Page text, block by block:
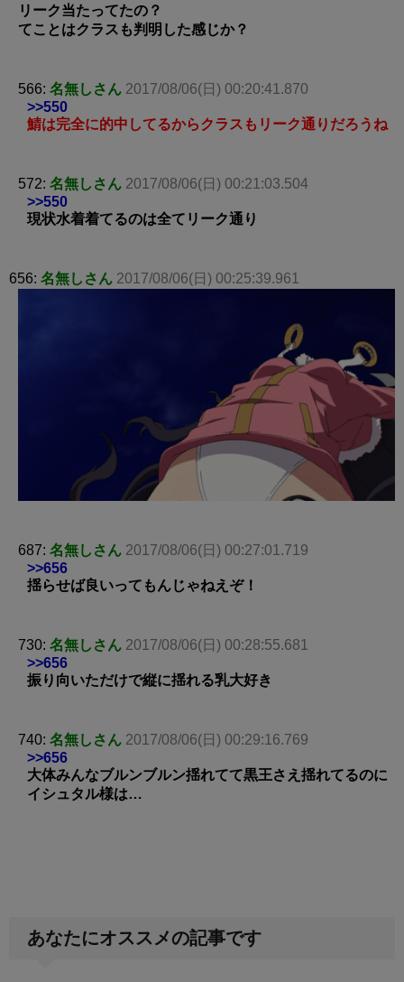
リーク当たってたの？
てことはクラスも判明した感じか？
566: 名無しさん 2017/08/06(日) 00:20:41.870
>>550
鯖は完全に的中してるからクラスもリーク通りだろうね
572: 名無しさん 2017/08/06(日) 00:21:03.504
>>550
現状水着着てるのは全てリーク通り
656: 名無しさん 2017/08/06(日) 00:25:39.961
687: 名無しさん 2017/08/06(日) 00:27:01.719
>>656
揺らせば良いってもんじゃねえぞ！
730: 名無しさん 2017/08/06(日) 00:28:55.681
>>656
振り向いただけで縦に揺れる乳大好き
740: 名無しさん 2017/08/06(日) 00:29:16.769
>>656
大体みんなブルンブルン揺れてて黒王さえ揺れてるのに
イシュタル様は…
あなたにオススメの記事です